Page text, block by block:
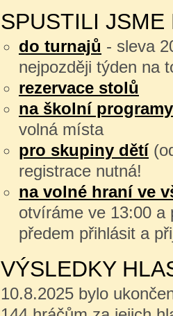
SPUSTILI
do turnajů - sleva
nejpozději týden na
rezervace stolů
na školní
volná místa
pro skupiny dětí
registrace nutná!
na volné hraní ve
otvíráme ve 13:00 a
předem přihlásit a
VÝSLEDKY
10.8.2025 bylo